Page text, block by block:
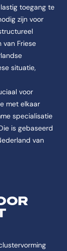
toegang te
zijn voor
van Friese
situatie,
voor
met elkaar
specialisatie
is gebaseerd
van